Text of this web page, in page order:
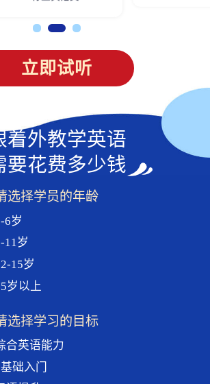
立即试听
着外教学英语
要花费多少钱
选择学员的年龄
6岁
11岁
15岁
岁以上
选择学习的目标
合英语能力
础入门